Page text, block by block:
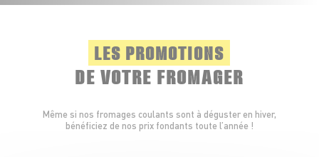
LES PROMOTIONS
DE VOTRE FROMAGER
Même si nos fromages coulants sont à déguster en hiver,
bénéficiez de nos prix fondants toute l’année !